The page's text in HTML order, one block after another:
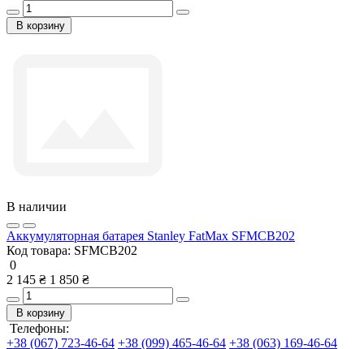
В корзину
В наличии
Аккумуляторная батарея Stanley FatMax SFMCB202
Код товара: SFMCB202
0
2 145 ₴ 1 850 ₴
В корзину
Телефоны:
+38 (067) 723-46-64 +38 (099) 465-46-64 +38 (063) 169-46-64